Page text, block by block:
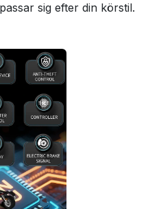
sig efter din körstil.